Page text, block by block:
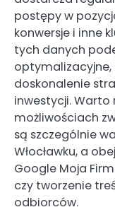
postępy w
konwersje i inne
tych danych
optymalizacyjne,
doskonalenie
inwestycji. Warto
możliwościach
są szczególnie
Włocławku, a
Google Moja
czy tworzenie
odbiorców.